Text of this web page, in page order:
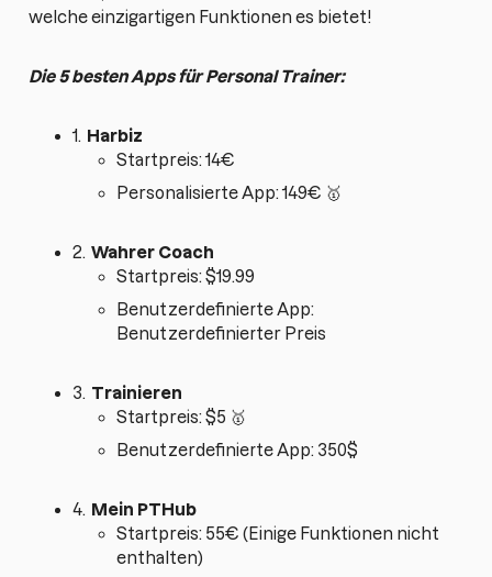
welche einzigartigen Funktionen es bietet!
Die 5 besten Apps für Personal Trainer:
1. Harbiz
Startpreis: 14€
Personalisierte App: 149€ 🥇
2. Wahrer Coach
Startpreis: $19.99
Benutzerdefinierte App:
Benutzerdefinierter Preis
3. Trainieren
Startpreis: $5 🥇
Benutzerdefinierte App: 350$
4. Mein PTHub
Startpreis: 55€ (Einige Funktionen nicht
enthalten)